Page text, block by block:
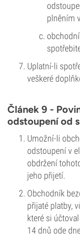
plněním
Uplatní-li
veškeré
Článek 9 -
odstoupení od
Umožní-li
odstoupení v
obdržení
jeho přijetí.
Obchodník
přijaté platby,
které si
14 dnů ode